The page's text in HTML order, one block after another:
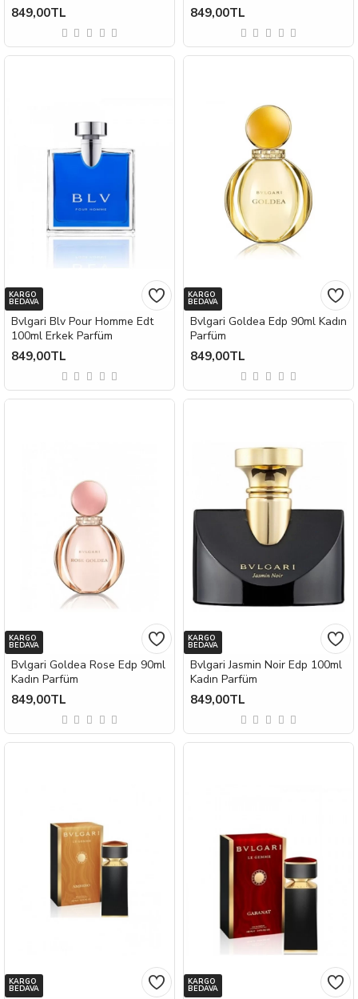
849,00TL 849,00TL
KARGO
BEDAVA
Bvlgari Blv Pour Homme Edt
100ml Erkek Parfüm
849,00TL
KARGO
BEDAVA
Bvlgari Goldea Edp 90ml Kadın
Parfüm
849,00TL
KARGO
BEDAVA
Bvlgari Goldea Rose Edp 90ml
Kadın Parfüm
849,00TL
KARGO
BEDAVA
Bvlgari Jasmin Noir Edp 100ml
Kadın Parfüm
849,00TL
KARGO
BEDAVA
KARGO
BEDAVA